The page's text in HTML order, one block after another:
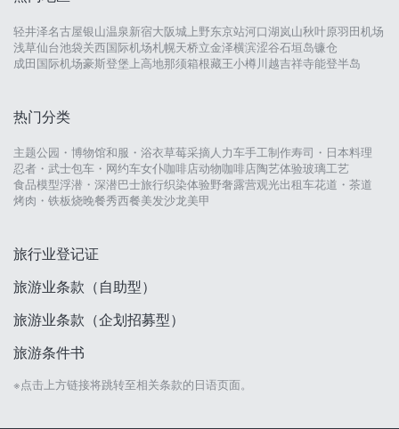
轻井泽名古屋银山温泉新宿大阪城 上野东京站河口湖岚山秋叶原羽田机场
浅草仙台池袋关西国际机场札幌天桥立金泽横滨涩谷石垣岛镰仓
成田国际机场豪斯登堡 上高地那须箱根藏王小樽川越吉祥寺能登半岛
热门分类
主题公园・博物馆和服・浴衣草莓采摘人力车手工制作寿司・日本料理
忍者・武士包车・网约车女仆咖啡店动物咖啡店陶艺体验玻璃工艺
食品模型浮潜・深潜巴士旅行织染体验野奢露营观光出租车花道・茶道
烤肉・铁板烧晚餐秀西餐美发沙龙美甲
旅行业登记证
旅游业条款（自助型）
旅游业条款（企划招募型）
旅游条件书
※点击上方链接将跳转至相关条款的日语页面。